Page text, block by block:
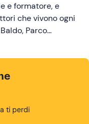
e formatore, e
che vivono ogni
Parco
attività
la voglia di
un
ti perdi